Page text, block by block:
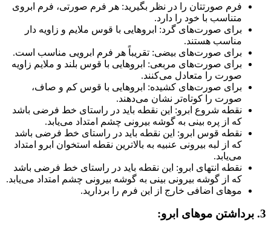
فرم صورتتان را در نظر بگیرید: هر فرم صورتی، فرم ابروی
متناسب با خود را دارد.
برای صورت‌های گرد: ابروهایی با قوس ملایم و زاویه دار
مناسب هستند.
برای صورت‌های بیضی: تقریباً هر فرم ابرویی مناسب است.
برای صورت‌های مربعی: ابروهایی با قوس بلند و ملایم زاویه
صورت را متعادل می‌کنند.
برای صورت‌های کشیده: ابروهایی با قوس کم و صاف،
صورت را کوتاه‌تر نشان می‌دهند.
نقطه شروع ابرو: این نقطه باید در راستای خط فرضی باشد
که از پره بینی به گوشه بیرونی چشم امتداد می‌یابد.
نقطه قوس ابرو: این نقطه باید در راستای خط فرضی باشد
که از لبه بیرونی عنبیه به بالاترین نقطه استخوان ابرو امتداد
می‌یابد.
نقطه انتهای ابرو: این نقطه باید در راستای خط فرضی باشد
که از گوشه بیرونی بینی به گوشه بیرونی چشم امتداد می‌یابد.
موهای اضافی خارج از این فرم را بردارید.
3. برداشتن موهای ابرو: